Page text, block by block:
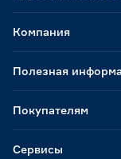
Компания
Полезная
Покупателям
Сервисы